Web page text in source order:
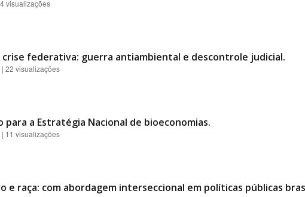
visualizações
federativa: guerra antiambiental e descontrole judicial.
| 22 visualizações
para a Estratégia Nacional de bioeconomias.
| 11 visualizações
e raça: com abordagem interseccional em políticas públicas